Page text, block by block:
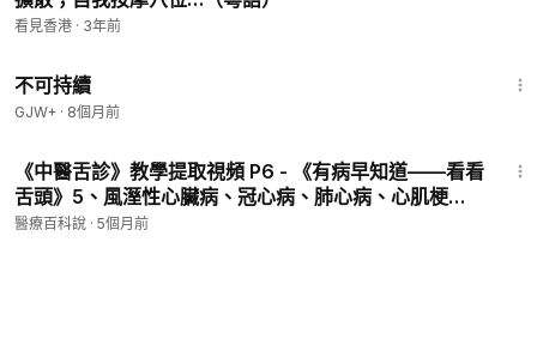
看見香港 · 3年前
不可持續
GJW+ · 8個月前
《中醫舌診》教學提取視頻 P6 - 《有病早知道——看看
舌頭》5、風溼性心臟病、冠心病、肺心病、心肌梗
死、先天性心臟病、腦梗死
醫療百科說 · 5個月前